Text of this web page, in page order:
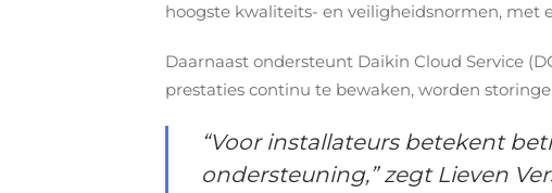
hoogste kwaliteits- en veiligheidsnormen, met
Daarnaast ondersteunt Daikin Cloud Service
prestaties continu te bewaken, worden
“Voor installateurs betekent
ondersteuning,” zegt Lieven